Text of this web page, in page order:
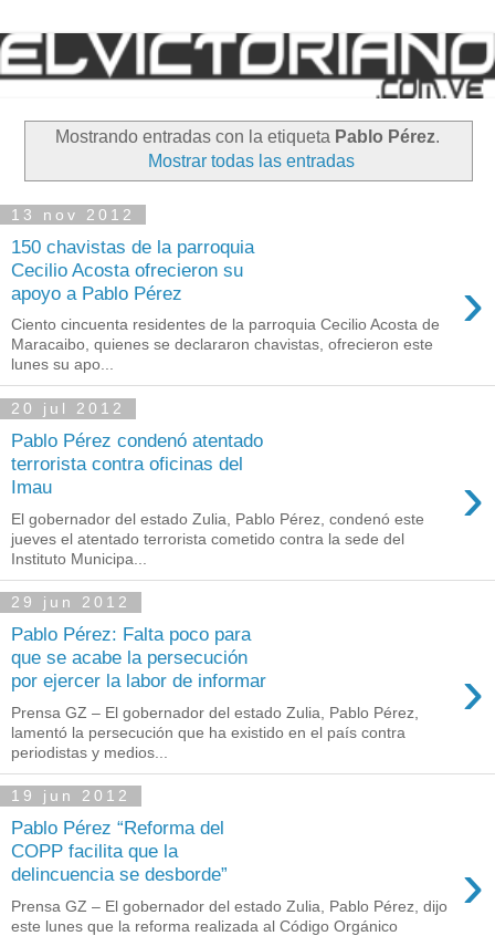
Mostrando entradas con la etiqueta Pablo Pérez.
Mostrar todas las entradas
13 nov 2012
150 chavistas de la parroquia
Cecilio Acosta ofrecieron su
apoyo a Pablo Pérez
›
Ciento cincuenta residentes de la parroquia Cecilio Acosta de
Maracaibo, quienes se declararon chavistas, ofrecieron este
lunes su apo...
20 jul 2012
Pablo Pérez condenó atentado
terrorista contra oficinas del
Imau
›
El gobernador del estado Zulia, Pablo Pérez, condenó este
jueves el atentado terrorista cometido contra la sede del
Instituto Municipa...
29 jun 2012
Pablo Pérez: Falta poco para
que se acabe la persecución
por ejercer la labor de informar
›
Prensa GZ – El gobernador del estado Zulia, Pablo Pérez,
lamentó la persecución que ha existido en el país contra
periodistas y medios...
19 jun 2012
Pablo Pérez “Reforma del
COPP facilita que la
delincuencia se desborde”
›
Prensa GZ – El gobernador del estado Zulia, Pablo Pérez, dijo
este lunes que la reforma realizada al Código Orgánico